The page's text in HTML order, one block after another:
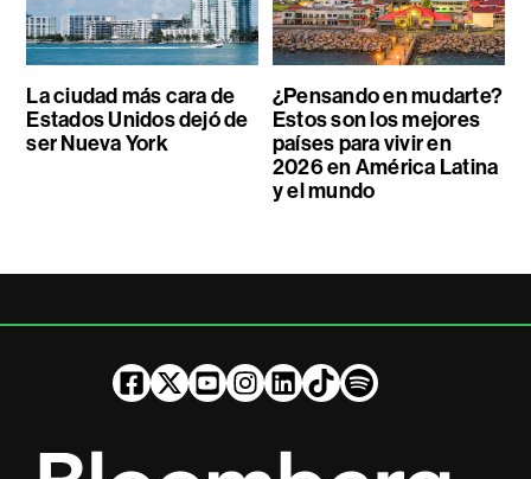
La ciudad más cara de
Estados Unidos dejó de
ser Nueva York
¿Pensando en mudarte?
Estos son los mejores
países para vivir en
2026 en América Latina
y el mundo